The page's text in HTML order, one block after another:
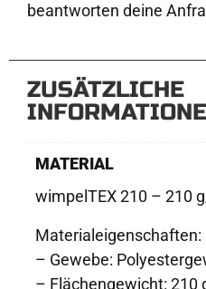
beantworten deine
ZUSÄTZLICHE
MATERIAL
wimpelTEX 210 – 210
Materialeigenschaften:
– Gewebe:
– Flächengewicht: 210